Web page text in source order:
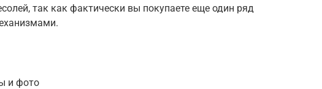
так как фактически вы покупаете еще один ряд
и фото